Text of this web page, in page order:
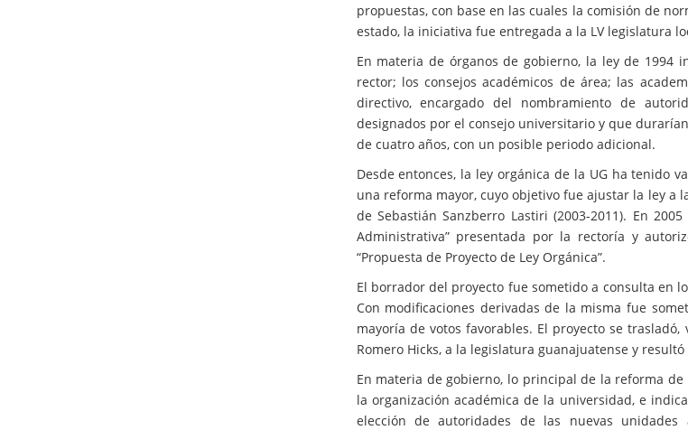
propuestas, con base en las cuales la comisión de
estado, la iniciativa fue entregada a la LV legislatura
En materia de órganos de gobierno, la ley de 1994
rector; los consejos académicos de área; las
directivo, encargado del nombramiento de
designados por el consejo universitario y que
de cuatro años, con un posible periodo adicional.
Desde entonces, la ley orgánica de la UG ha tenido
una reforma mayor, cuyo objetivo fue ajustar la ley
de Sebastián Sanzberro Lastiri (2003-2011). En
Administrativa” presentada por la rectoría y
“Propuesta de Proyecto de Ley Orgánica”.
El borrador del proyecto fue sometido a consulta en
Con modificaciones derivadas de la misma fue
mayoría de votos favorables. El proyecto se
Romero Hicks, a la legislatura guanajuatense y
En materia de gobierno, lo principal de la reforma
la organización académica de la universidad, e
elección de autoridades de las nuevas